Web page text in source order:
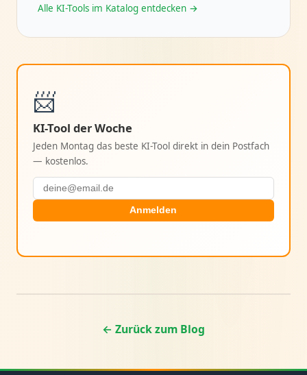
Alle KI-Tools im Katalog entdecken →
📨
KI-Tool der Woche
Jeden Montag das beste KI-Tool direkt in dein Postfach
— kostenlos.
Anmelden
← Zurück zum Blog